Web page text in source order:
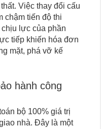
Việc thay đổi cấu
chậm tiến độ thi
lực của phần
tiếp khiến hóa đơn
mặt, phá vỡ kế
hành công
bộ 100% giá trị
nhà. Đây là một